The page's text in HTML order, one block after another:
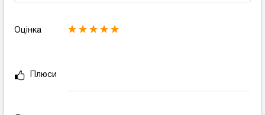
Оцінка
Плюси